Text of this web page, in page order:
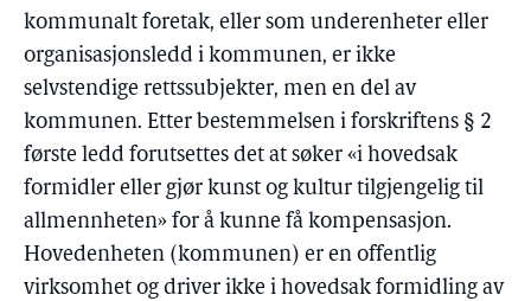
kommunalt foretak, eller som underenheter eller
organisasjonsledd i kommunen, er ikke
selvstendige rettssubjekter, men en del av
kommunen. Etter bestemmelsen i forskriftens § 2
første ledd forutsettes det at søker «i hovedsak
formidler eller gjør kunst og kultur tilgjengelig til
allmennheten» for å kunne få kompensasjon.
Hovedenheten (kommunen) er en offentlig
virksomhet og driver ikke i hovedsak formidling av